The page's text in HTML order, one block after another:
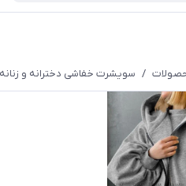
/ سویشرت خفاشی دخترانه و